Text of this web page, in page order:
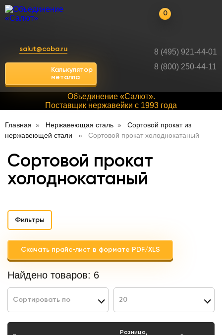
salut@coba.ru
Калькулятор
металла
8 (495) 921-44-01
8 (800) 250-44-11
0
Объединение «Салют».
Поставщик нержавейки с 1993 года
Главная Нержавеющая сталь
Сортовой прокат из
нержавеющей стали
Сортовой прокат холоднокатаный
Сортовой прокат
холоднокатаный
Фильтры
Скачать прайс-лист в формате PDF/XLS
Найдено товаров: 6
Сортировать по 20
Розница,